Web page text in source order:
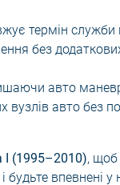
термін служби
без
авто
вузлів авто без
I (1995–2010), щоб
будьте впевнені у